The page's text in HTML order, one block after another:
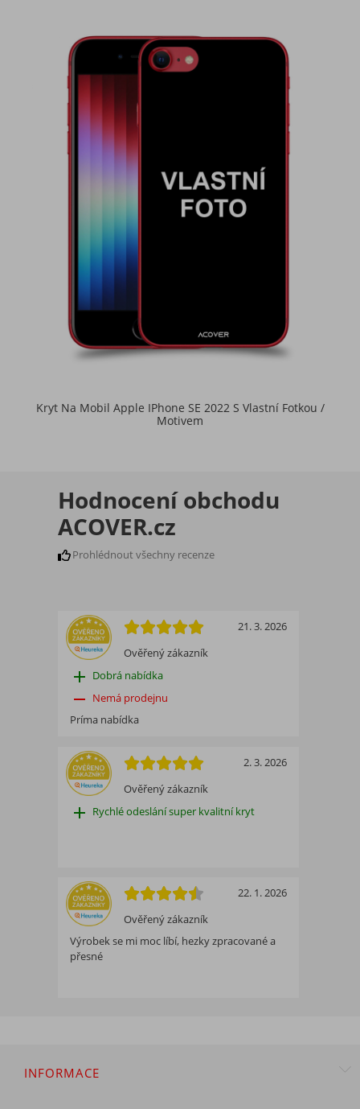
Kryt Na Mobil Apple IPhone SE 2022 S Vlastní Fotkou /
Motivem
Hodnocení obchodu
ACOVER.cz
Prohlédnout všechny recenze
Ověřený zákazník
21. 3. 2026
add Dobrá nabídka
remove Nemá prodejnu
Príma nabídka
Ověřený zákazník
2. 3. 2026
add Rychlé odeslání super kvalitní kryt
Ověřený zákazník
22. 1. 2026
Výrobek se mi moc líbí, hezky zpracované a
přesné
INFORMACE